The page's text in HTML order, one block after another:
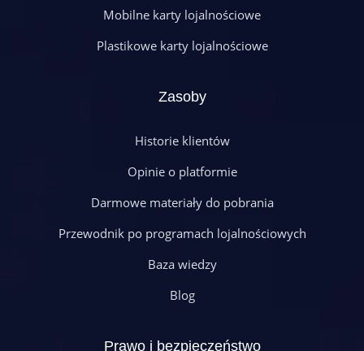
Mobilne karty lojalnościowe
Plastikowe karty lojalnościowe
Zasoby
Historie klientów
Opinie o platformie
Darmowe materiały do pobrania
Przewodnik po programach lojalnościowych
Baza wiedzy
Blog
Prawo i bezpieczeństwo